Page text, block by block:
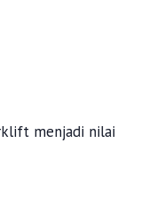
menjadi nilai